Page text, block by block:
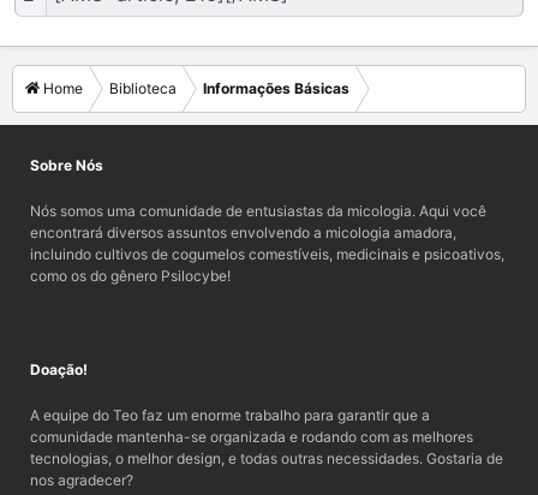
Home Biblioteca Informações Básicas
Sobre Nós
Nós somos uma comunidade de entusiastas da micologia. Aqui você
encontrará diversos assuntos envolvendo a micologia amadora,
incluindo cultivos de cogumelos comestíveis, medicinais e psicoativos,
como os do gênero Psilocybe!
Doação!
A equipe do Teo faz um enorme trabalho para garantir que a
comunidade mantenha-se organizada e rodando com as melhores
tecnologias, o melhor design, e todas outras necessidades. Gostaria de
nos agradecer?